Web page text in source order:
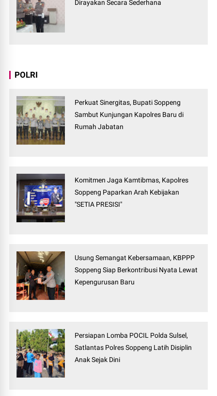
Dirayakan Secara Sederhana
POLRI
Perkuat Sinergitas, Bupati Soppeng
Sambut Kunjungan Kapolres Baru di
Rumah Jabatan
Komitmen Jaga Kamtibmas, Kapolres
Soppeng Paparkan Arah Kebijakan
"SETIA PRESISI"
Usung Semangat Kebersamaan, KBPPP
Soppeng Siap Berkontribusi Nyata Lewat
Kepengurusan Baru
Persiapan Lomba POCIL Polda Sulsel,
Satlantas Polres Soppeng Latih Disiplin
Anak Sejak Dini